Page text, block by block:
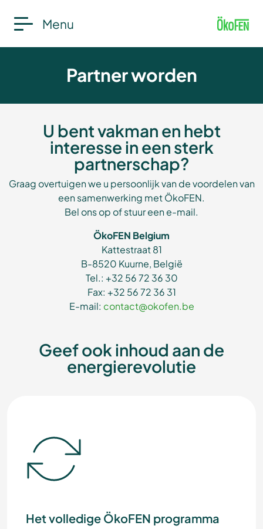
Menu
Partner worden
U bent vakman en hebt
interesse in een sterk
partnerschap?
Graag overtuigen we u persoonlijk van de voordelen van
een samenwerking met ÖkoFEN.
Bel ons op of stuur een e-mail.
ÖkoFEN Belgium
Kattestraat 81
B-8520 Kuurne, België
Tel.: +32 56 72 36 30
Fax: +32 56 72 36 31
E-mail: contact@okofen.be
Geef ook inhoud aan de
energierevolutie
Het volledige ÖkoFEN programma